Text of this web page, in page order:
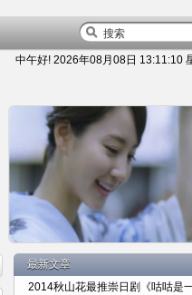
中午好! 2026年08月08日 13:11:10
详
最新文章
2014秋山花最推崇日剧《咕咕是